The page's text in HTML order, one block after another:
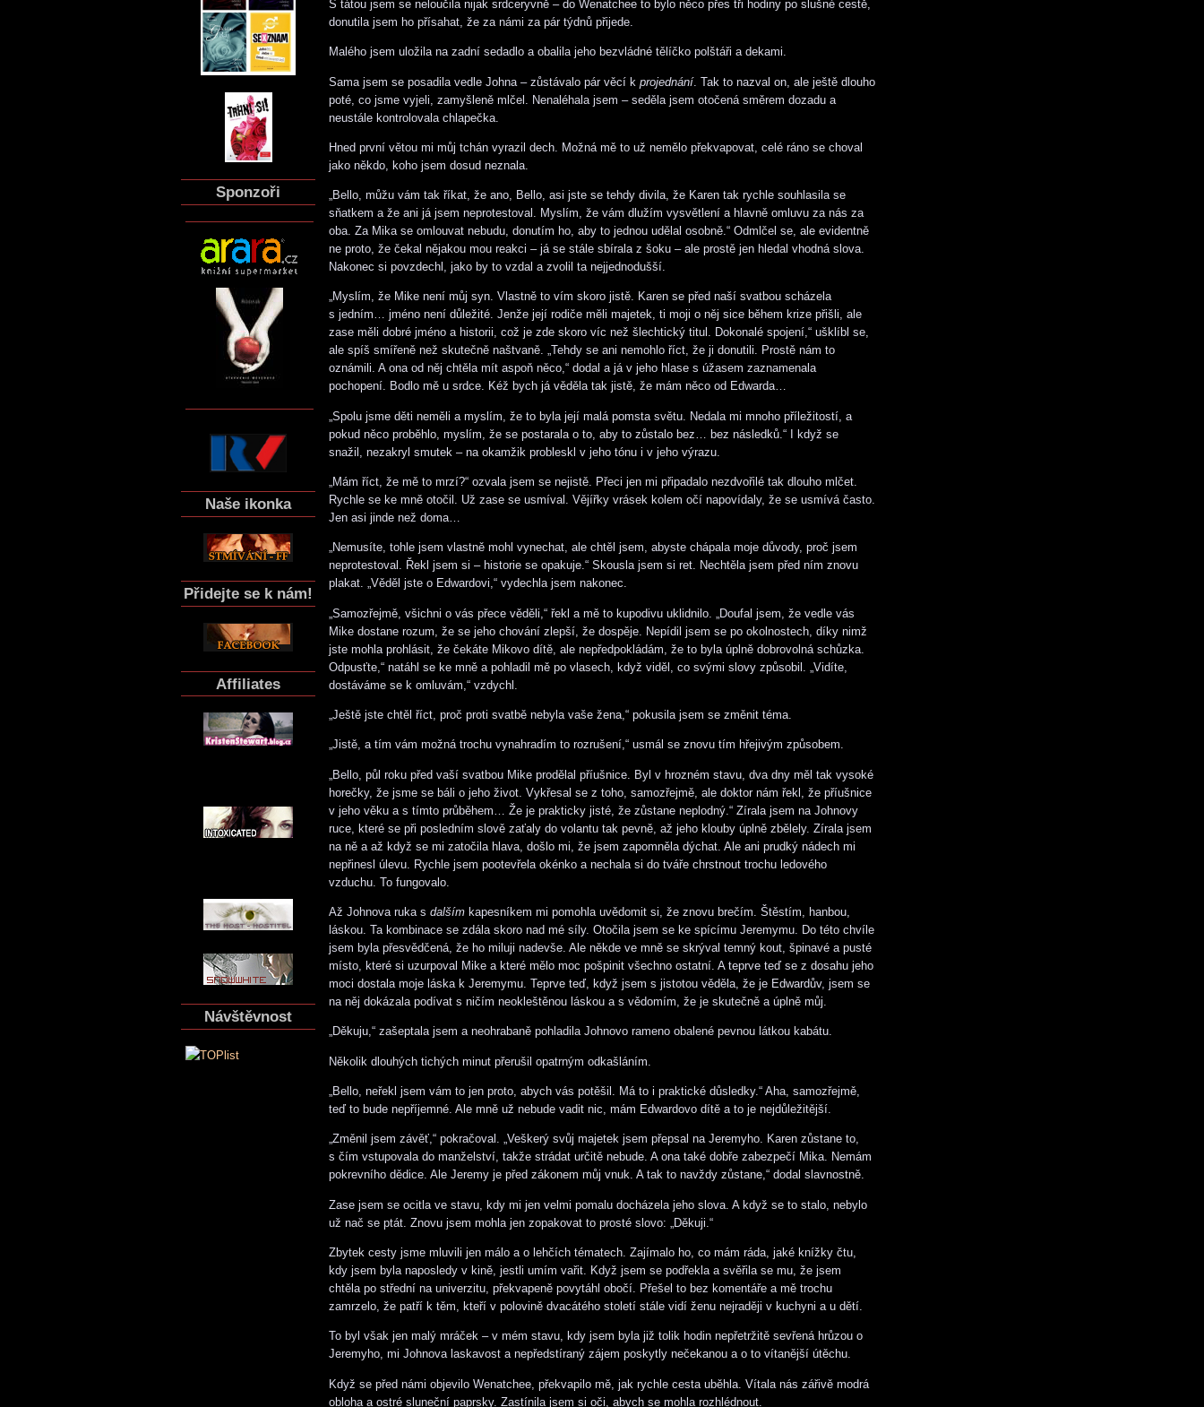
Sponzoři
Naše ikonka
Přidejte se k nám!
Affiliates
Návštěvnost
S tátou jsem se neloučila nijak srdceryvně – do Wenatchee to bylo něco přes tři hodiny po slušné cestě,
donutila jsem ho přísahat, že za námi za pár týdnů přijede.
Malého jsem uložila na zadní sedadlo a obalila jeho bezvládné tělíčko polštáři a dekami.
Sama jsem se posadila vedle Johna – zůstávalo pár věcí k projednání. Tak to nazval on, ale ještě dlouho
poté, co jsme vyjeli, zamyšleně mlčel. Nenaléhala jsem – seděla jsem otočená směrem dozadu a
neustále kontrolovala chlapečka.
Hned první větou mi můj tchán vyrazil dech. Možná mě to už nemělo překvapovat, celé ráno se choval
jako někdo, koho jsem dosud neznala.
„Bello, můžu vám tak říkat, že ano, Bello, asi jste se tehdy divila, že Karen tak rychle souhlasila se
sňatkem a že ani já jsem neprotestoval. Myslím, že vám dlužím vysvětlení a hlavně omluvu za nás za
oba. Za Mika se omlouvat nebudu, donutím ho, aby to jednou udělal osobně.“ Odmlčel se, ale evidentně
ne proto, že čekal nějakou mou reakci – já se stále sbírala z šoku – ale prostě jen hledal vhodná slova.
Nakonec si povzdechl, jako by to vzdal a zvolil ta nejjednodušší.
„Myslím, že Mike není můj syn. Vlastně to vím skoro jistě. Karen se před naší svatbou scházela
s jedním… jméno není důležité. Jenže její rodiče měli majetek, ti moji o něj sice během krize přišli, ale
zase měli dobré jméno a historii, což je zde skoro víc než šlechtický titul. Dokonalé spojení,“ ušklíbl se,
ale spíš smířeně než skutečně naštvaně. „Tehdy se ani nemohlo říct, že ji donutili. Prostě nám to
oznámili. A ona od něj chtěla mít aspoň něco,“ dodal a já v jeho hlase s úžasem zaznamenala
pochopení. Bodlo mě u srdce. Kéž bych já věděla tak jistě, že mám něco od Edwarda…
„Spolu jsme děti neměli a myslím, že to byla její malá pomsta světu. Nedala mi mnoho příležitostí, a
pokud něco proběhlo, myslím, že se postarala o to, aby to zůstalo bez… bez následků.“ I když se
snažil, nezakryl smutek – na okamžik probleskl v jeho tónu i v jeho výrazu.
„Mám říct, že mě to mrzí?“ ozvala jsem se nejistě. Přeci jen mi připadalo nezdvořilé tak dlouho mlčet.
Rychle se ke mně otočil. Už zase se usmíval. Vějířky vrásek kolem očí napovídaly, že se usmívá často.
Jen asi jinde než doma…
„Nemusíte, tohle jsem vlastně mohl vynechat, ale chtěl jsem, abyste chápala moje důvody, proč jsem
neprotestoval. Řekl jsem si – historie se opakuje.“ Skousla jsem si ret. Nechtěla jsem před ním znovu
plakat. „Věděl jste o Edwardovi,“ vydechla jsem nakonec.
„Samozřejmě, všichni o vás přece věděli,“ řekl a mě to kupodivu uklidnilo. „Doufal jsem, že vedle vás
Mike dostane rozum, že se jeho chování zlepší, že dospěje. Nepídil jsem se po okolnostech, díky nimž
jste mohla prohlásit, že čekáte Mikovo dítě, ale nepředpokládám, že to byla úplně dobrovolná schůzka.
Odpusťte,“ natáhl se ke mně a pohladil mě po vlasech, když viděl, co svými slovy způsobil. „Vidíte,
dostáváme se k omluvám,“ vzdychl.
„Ještě jste chtěl říct, proč proti svatbě nebyla vaše žena,“ pokusila jsem se změnit téma.
„Jistě, a tím vám možná trochu vynahradím to rozrušení,“ usmál se znovu tím hřejivým způsobem.
„Bello, půl roku před vaší svatbou Mike prodělal příušnice. Byl v hrozném stavu, dva dny měl tak vysoké
horečky, že jsme se báli o jeho život. Vykřesal se z toho, samozřejmě, ale doktor nám řekl, že příušnice
v jeho věku a s tímto průběhem… Že je prakticky jisté, že zůstane neplodný.“ Zírala jsem na Johnovy
ruce, které se při posledním slově zaťaly do volantu tak pevně, až jeho klouby úplně zbělely. Zírala jsem
na ně a až když se mi zatočila hlava, došlo mi, že jsem zapomněla dýchat. Ale ani prudký nádech mi
nepřinesl úlevu. Rychle jsem pootevřela okénko a nechala si do tváře chrstnout trochu ledového
vzduchu. To fungovalo.
Až Johnova ruka s dalším kapesníkem mi pomohla uvědomit si, že znovu brečím. Štěstím, hanbou,
láskou. Ta kombinace se zdála skoro nad mé síly. Otočila jsem se ke spícímu Jeremymu. Do této chvíle
jsem byla přesvědčená, že ho miluji nadevše. Ale někde ve mně se skrýval temný kout, špinavé a pusté
místo, které si uzurpoval Mike a které mělo moc pošpinit všechno ostatní. A teprve teď se z dosahu jeho
moci dostala moje láska k Jeremymu. Teprve teď, když jsem s jistotou věděla, že je Edwardův, jsem se
na něj dokázala podívat s ničím neokleštěnou láskou a s vědomím, že je skutečně a úplně můj.
„Děkuju,“ zašeptala jsem a neohrabaně pohladila Johnovo rameno obalené pevnou látkou kabátu.
Několik dlouhých tichých minut přerušil opatrným odkašláním.
„Bello, neřekl jsem vám to jen proto, abych vás potěšil. Má to i praktické důsledky.“ Aha, samozřejmě,
teď to bude nepříjemné. Ale mně už nebude vadit nic, mám Edwardovo dítě a to je nejdůležitější.
„Změnil jsem závěť,“ pokračoval. „Veškerý svůj majetek jsem přepsal na Jeremyho. Karen zůstane to,
s čím vstupovala do manželství, takže strádat určitě nebude. A ona také dobře zabezpečí Mika. Nemám
pokrevního dědice. Ale Jeremy je před zákonem můj vnuk. A tak to navždy zůstane,“ dodal slavnostně.
Zase jsem se ocitla ve stavu, kdy mi jen velmi pomalu docházela jeho slova. A když se to stalo, nebylo
už nač se ptát. Znovu jsem mohla jen zopakovat to prosté slovo: „Děkuji.“
Zbytek cesty jsme mluvili jen málo a o lehčích tématech. Zajímalo ho, co mám ráda, jaké knížky čtu,
kdy jsem byla naposledy v kině, jestli umím vařit. Když jsem se podřekla a svěřila se mu, že jsem
chtěla po střední na univerzitu, překvapeně povytáhl obočí. Přešel to bez komentáře a mě trochu
zamrzelo, že patří k těm, kteří v polovině dvacátého století stále vidí ženu nejraději v kuchyni a u dětí.
To byl však jen malý mráček – v mém stavu, kdy jsem byla již tolik hodin nepřetržitě sevřená hrůzou o
Jeremyho, mi Johnova laskavost a nepředstíraný zájem poskytly nečekanou a o to vítanější útěchu.
Když se před námi objevilo Wenatchee, překvapilo mě, jak rychle cesta uběhla. Vítala nás zářivě modrá
obloha a ostré sluneční paprsky. Zastínila jsem si oči, abych se mohla rozhlédnout.